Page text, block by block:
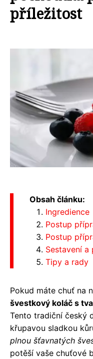
příležitost
Obsah článku:
Ingredience
Postup
Postup
Sestavení a
Tipy a rady
Pokud máte chuť na
švestkový koláč s
Tento tradiční český
křupavou sladkou
plnou šťavnatých
potěší vaše chuťové